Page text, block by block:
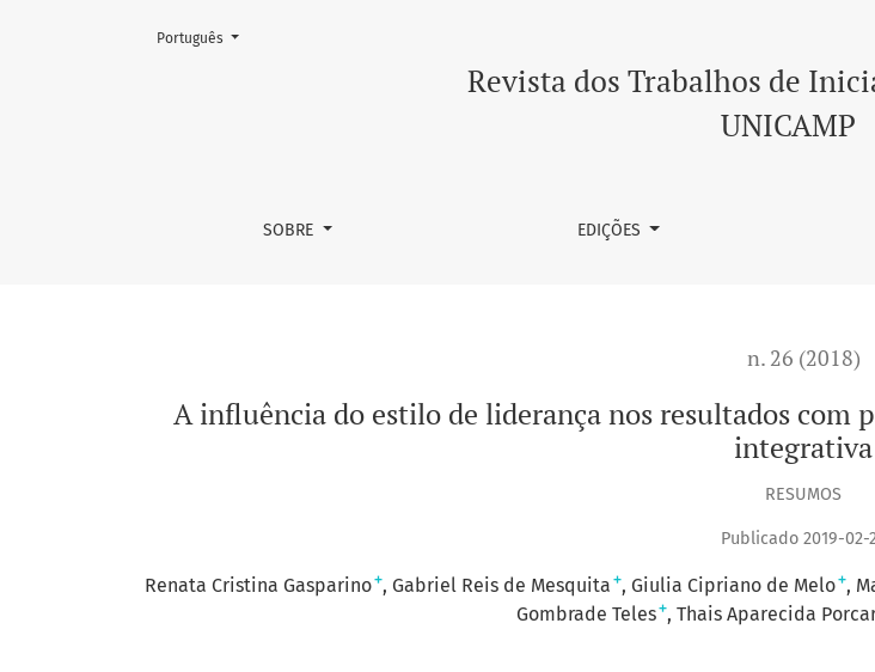
A influência do estilo de liderança nos resultados com pacientes, profissionais e
Revista dos Trabalhos de
UNICAMP
SOBRE EDIÇÕES
Mudar o idioma. O atual é:
Português
n. 26 (2018)
A influência do estilo de liderança nos resultados com
integrativa
RESUMOS
Publicado 2019-02-
Renata Cristina Gasparino+ Gabriel Reis de Mesquita + Giulia Cipriano de Melo+
Gombrade Teles+ Thais Aparecida